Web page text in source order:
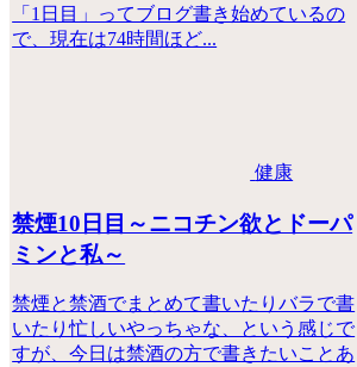
「1日目」ってブログ書き始めているの
で、現在は74時間ほど...
健康
禁煙10日目～ニコチン欲とドーパ
ミンと私～
禁煙と禁酒でまとめて書いたりバラで書
いたり忙しいやっちゃな、という感じで
すが、今日は禁酒の方で書きたいことあ